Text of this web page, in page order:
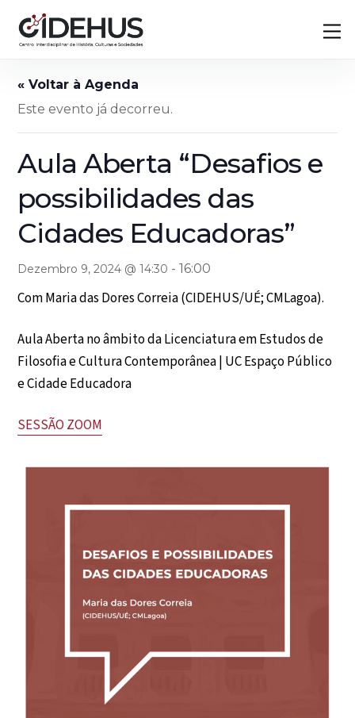
content
Este evento já decorreu.
Aula Aberta “Desafios e
possibilidades das
Cidades Educadoras”
Dezembro 9, 2024 @ 14:30 -16:00
Com Maria das Dores Correia (CIDEHUS/UÉ; CMLagoa).
Aula Aberta no âmbito da Licenciatura em Estudos de
Filosofia e Cultura Contemporânea | UC Espaço Público
e Cidade Educadora
SESSÃO ZOOM